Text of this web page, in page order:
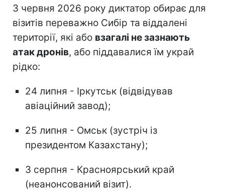
З червня 2026 року диктатор обирає для
візитів переважно Сибір та віддалені
території, які або взагалі не зазнають
атак дронів, або піддавалися їм украй
рідко:
24 липня - Іркутськ (відвідував
авіаційний завод);
25 липня - Омськ (зустріч із
президентом Казахстану);
3 серпня - Красноярський край
(неанонсований візит).